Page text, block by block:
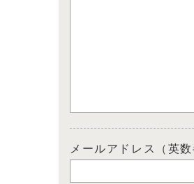
メールアドレス（英